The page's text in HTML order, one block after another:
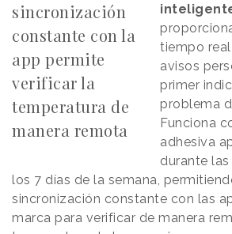
sincronización
constante con la
app permite
verificar la
temperatura de
manera remota
tiempo
avisos
primer
problema
Funciona
adhesiva
durante
los 7 días de la semana,
sincronización constante con las
marca para verificar de manera